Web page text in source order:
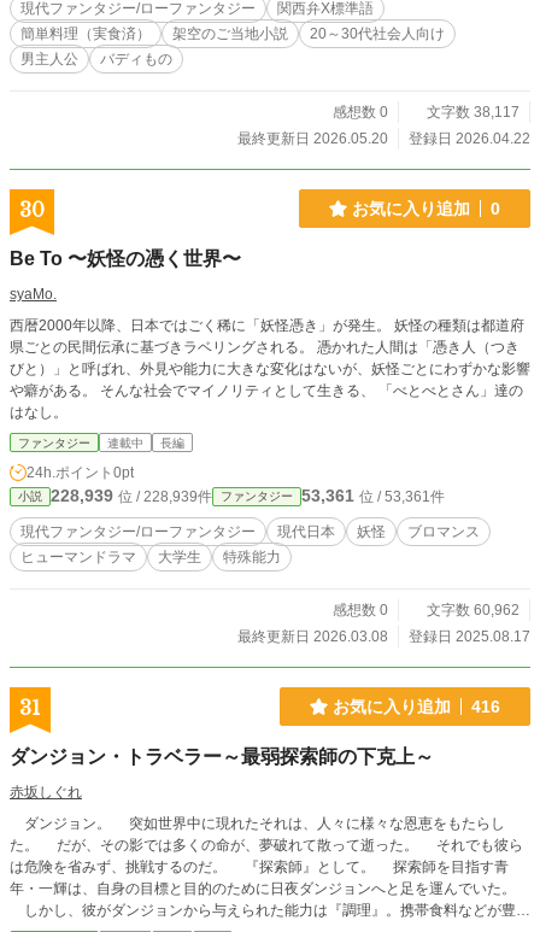
現代ファンタジー/ローファンタジー
関西弁X標準語
簡単料理（実食済）
架空のご当地小説
20～30代社会人向け
男主人公
バディもの
感想数 0
文字数 38,117
最終更新日 2026.05.20
登録日 2026.04.22
30 お気に入り追加 0
Be To 〜妖怪の憑く世界〜
syaMo.
西暦2000年以降、日本ではごく稀に「妖怪憑き」が発生。 妖怪の種類は都道府
県ごとの民間伝承に基づきラベリングされる。 憑かれた人間は「憑き人（つき
びと）」と呼ばれ、外見や能力に大きな変化はないが、妖怪ごとにわずかな影響
や癖がある。 そんな社会でマイノリティとして生きる、 「べとべとさん」達の
はなし。
ファンタジー 連載中 長編
24h.ポイント 0pt
小説 228,939 位 / 228,939件 ファンタジー 53,361 位 / 53,361件
現代ファンタジー/ローファンタジー 現代日本 妖怪
ブロマンス
ヒューマンドラマ
大学生 特殊能力
感想数 0
文字数 60,962
最終更新日 2026.03.08
登録日 2025.08.17
31 お気に入り追加 416
ダンジョン・トラベラー～最弱探索師の下克上～
赤坂しぐれ
ダンジョン。 突如世界中に現れたそれは、人々に様々な恩恵をもたらし
た。 だが、その影では多くの命が、夢破れて散って逝った。 それでも彼ら
は危険を省みず、挑戦するのだ。 『探索師』として。 探索師を目指す青
年・一輝は、自身の目標と目的のために日夜ダンジョンへと足を運んでいた。
しかし、彼がダンジョンから与えられた能力は『調理』。携帯食料などが豊富